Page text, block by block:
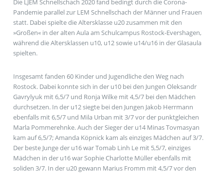
Die LJEM Schnellschach 2020 fand bedingt durch die Corona-
Pandemie parallel zur LEM Schnellschach der Männer und Frauen
statt. Dabei spielte die Altersklasse u20 zusammen mit den
»Großen« in der alten Aula am Schulcampus Rostock-Evershagen,
während die Altersklassen u10, u12 sowie u14/u16 in der Glasaula
spielten.
Insgesamt fanden 60 Kinder und Jugendliche den Weg nach
Rostock. Dabei konnte sich in der u10 bei den Jungen Oleksandr
Gavrylyuk mit 6,5/7 und Ronja Wilke mit 4,5/7 bei den Mädchen
durchsetzen. In der u12 siegte bei den Jungen Jakob Herrmann
ebenfalls mit 6,5/7 und Mila Urban mit 3/7 vor der punktgleichen
Marla Pommerehnke. Auch der Sieger der u14 Minas Tovmasyan
kam auf 6,5/7; Amanda Köpnick kam als einziges Mädchen auf 3/7.
Der beste Junge der u16 war Tomab Linh Le mit 5,5/7, einziges
Mädchen in der u16 war Sophie Charlotte Müller ebenfalls mit
soliden 3/7. In der u20 gewann Marius Fromm mit 4,5/7 vor den